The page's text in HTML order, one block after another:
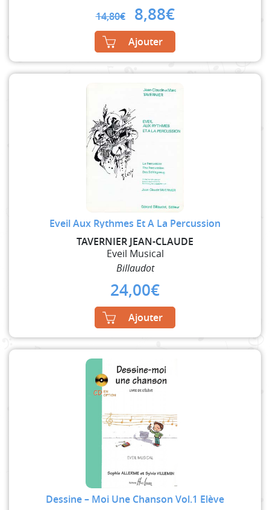
14,80€ Original
price
was:
14,80€.
8,88€Current
price
8,88€.
Ajouter
Eveil Aux Rythmes Et A La Percussion
TAVERNIER JEAN-CLAUDE
Eveil Musical
Billaudot
24,00€
Ajouter
Dessine – Moi Une Chanson Vol.1 Elève